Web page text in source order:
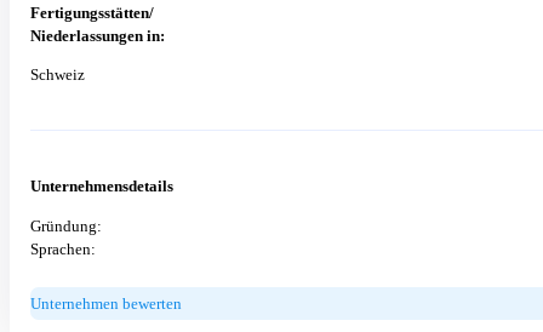
Fertigungsstätten/
Niederlassungen in:
Schweiz
Unternehmensdetails
Gründung:
Sprachen:
Unternehmen bewerten